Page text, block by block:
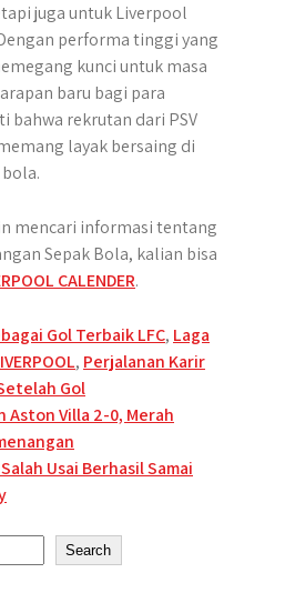
juga untuk Liverpool
performa tinggi yang
kunci untuk masa
baru bagi para
bahwa rekrutan dari PSV
layak bersaing di
mencari informasi tentang
Sepak Bola, kalian bisa
CALENDER.
Gol Terbaik LFC, Laga
, Perjalanan Karir
Gol
Villa 2-0, Merah
Usai Berhasil Samai
Search